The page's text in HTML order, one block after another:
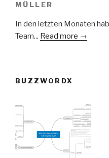
MÜLLER
In den letzten Monaten
Team... Read more →
BUZZWORDX